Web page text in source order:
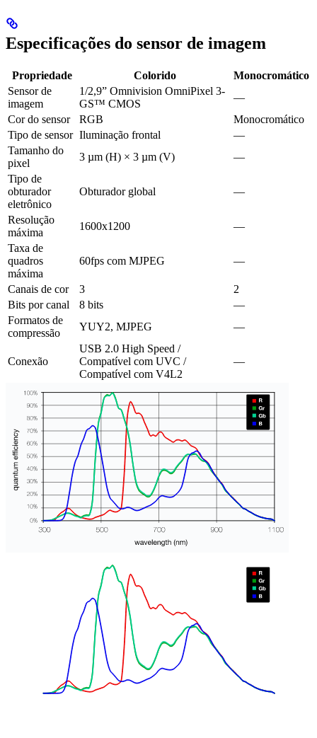
Especificações do sensor de imagem
Propriedade Colorido
Monocromático
Sensor de
imagem
1/2,9” Omnivision OmniPixel 3-
GS™ CMOS
—
Cor do sensor
RGB
Monocromático
Tipo de sensor Iluminação frontal
—
Tamanho do
pixel
3 µm (H) × 3 µm (V)
—
Tipo de
obturador
eletrônico
Obturador global —
Resolução
máxima
1600x1200
—
Taxa de
quadros
máxima
60fps com MJPEG —
Canais de cor 3
2
Bits por canal
8 bits
—
Formatos de
compressão
YUY2, MJPEG —
Conexão
USB 2.0 High Speed /
Compatível com UVC /
Compatível com V4L2
—